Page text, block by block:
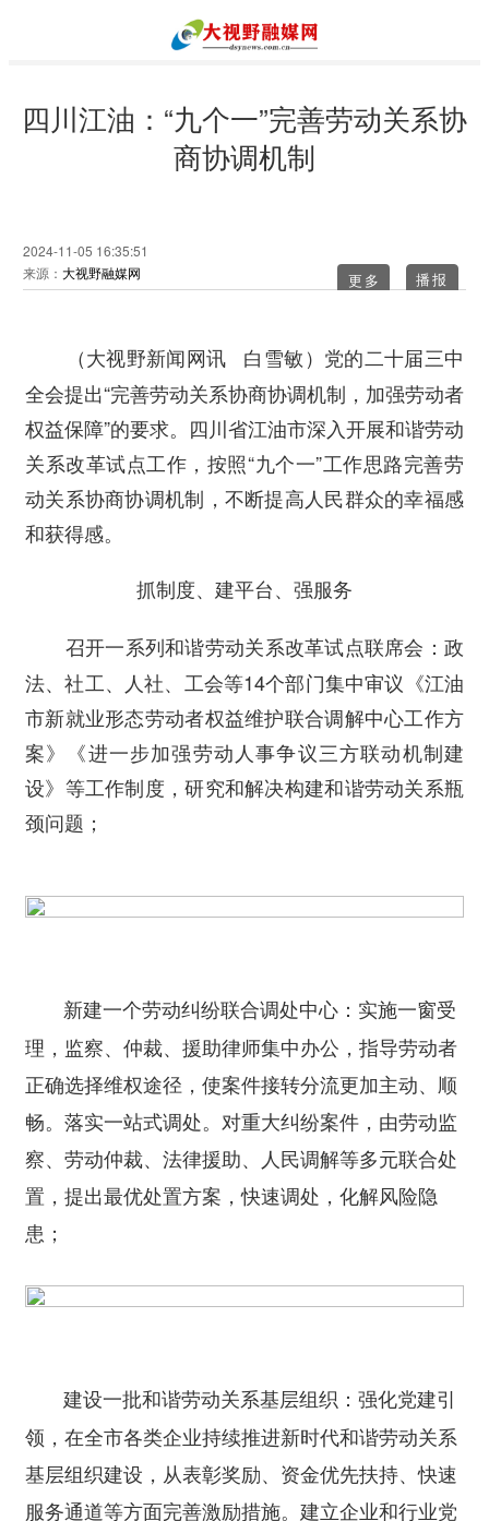
四川江油：“九个一”完善劳动关系协
商协调机制
2024-11-05 16:35:51
来源： 大视野融媒网 更多
（大视野新闻网讯 白雪敏） 党的二十届三中
全会提出“完善劳动关系协商协调机制，加强劳动者
权益保障”的要求。四川省江油市深入开展和谐劳动
关系改革试点工作，按照“九个一”工作思路完善劳
动关系协商协调机制，不断提高人民群众的幸福感
和获得感。
抓制度、建平台、强服务
召开一系列和谐劳动关系改革试点联席会： 政
法、社工、人社、工会等14个部门集中审议《江油
市新就业形态劳动者权益维护联合调解中心工作方
案》《进一步加强劳动人事争议三方联动机制建
设》等工作制度，研究和解决构建和谐劳动关系瓶
颈问题；
新建一个劳动纠纷联合调处中心： 实施一窗受
理，监察、仲裁、援助律师集中办公，指导劳动者
正确选择维权途径，使案件接转分流更加主动、顺
畅。落实一站式调处。对重大纠纷案件，由劳动监
察、劳动仲裁、法律援助、人民调解等多元联合处
置，提出最优处置方案，快速调处，化解风险隐
患；
建设一批和谐劳动关系基层组织： 强化党建引
领，在全市各类企业持续推进新时代和谐劳动关系
基层组织建设，从表彰奖励、资金优先扶持、快速
服务通道等方面完善激励措施。建立企业和行业党